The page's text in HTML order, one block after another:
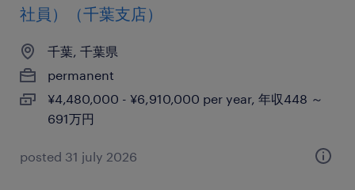
社員）（千葉支店）
千葉, 千葉県
permanent
¥4,480,000 - ¥6,910,000 per year, 年収448 ～
691万円
posted 31 july 2026